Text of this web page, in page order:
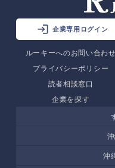
企業専用ログイン
ルーキーへのお問い合わせ
プライバシーポリシー
読者相談窓口
企業を探す
沖